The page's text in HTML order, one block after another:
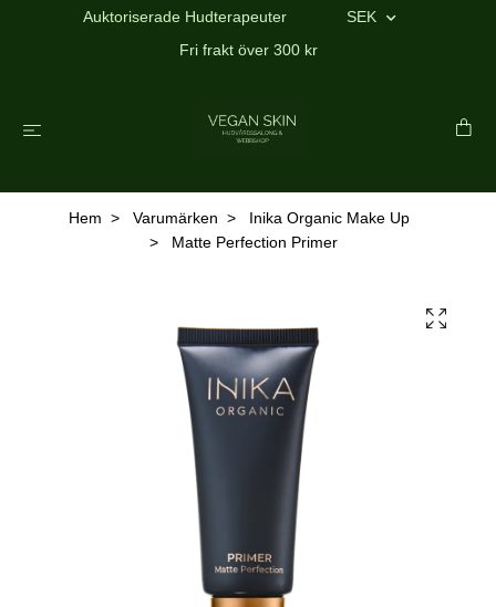
Auktoriserade Hudterapeuter
SEK
Fri frakt över 300 kr
Hem Varumärken
Inika Organic Make Up
Matte Perfection Primer